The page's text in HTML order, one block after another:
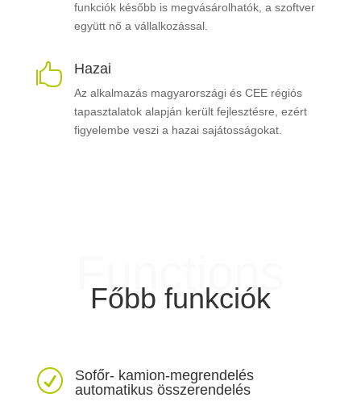
funkciók később is megvásárolhatók, a szoftver
együtt nő a vállalkozással.
 Hazai
Az alkalmazás magyarországi és CEE régiós
tapasztalatok alapján került fejlesztésre, ezért
figyelembe veszi a hazai sajátosságokat.
Functions
Főbb funkciók
R
Sofőr- kamion-megrendelés
automatikus összerendelés